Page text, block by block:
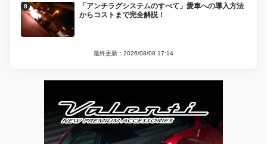
「アンチラグシステムのすべて」愛車への導入方法
からコストまで完全解説！
最終更新：2026/08/08 17:14